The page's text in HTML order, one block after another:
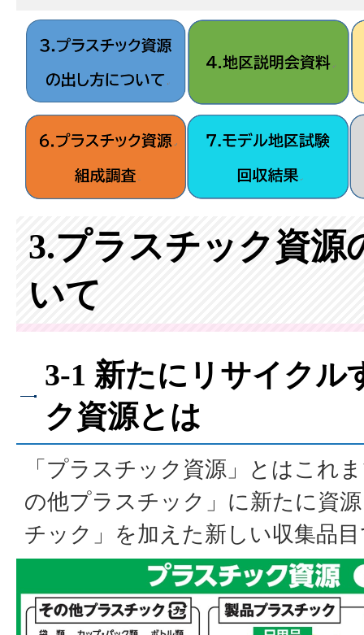
3.プラスチック資源
いて
3-1 新たにリサイクル
ク資源とは
「プラスチック資源」とはこれ
の他プラスチック」に新たに資
チック」を加えた新しい収集品